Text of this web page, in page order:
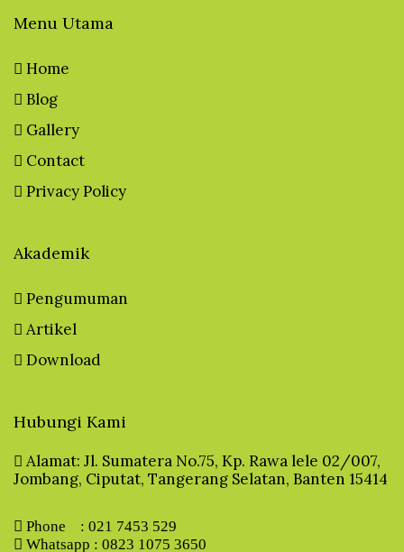
Menu Utama
Home
Blog
Gallery
Contact
Privacy Policy
Akademik
Pengumuman
Artikel
Download
Hubungi Kami
Alamat: Jl. Sumatera No.75, Kp. Rawa lele 02/007,
Jombang, Ciputat, Tangerang Selatan, Banten 15414
Phone : 021 7453 529
Whatsapp : 0823 1075 3650